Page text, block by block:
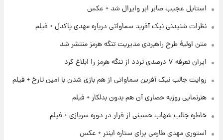
۱ روز پیش
شارژ جدید کالابرگ برای سه دهک؛ جزئیات اعلام
۱ روز پیش
شرایط تازه فروش اقساطی سایپا اعلام شد؛
شاهین، کوییک، اطلس، سهند و ساینا با اقساط
بلندمدت + جدول
استایل عجیب صابر ابر وایرال شد + عکس
نظرات شنیدنی نیک آفرید سماواتی درباره مهدی پاکدل + فیلم
متن اولیۀ طرح راهبردی مدیریت تنگه هرمز منتشر شد
ایران تعرفه ۷ درصدی تردد از تنگه هرمز را ابلاغ کرد
روایت جالب نیک آفرین سماواتی از هم بازی شدن با امین تارخ + فیلم
هنرنمایی روزبه حصاری آن هم بدون بدلکار + فیلم
خاطره جالب شهاب حسینی از فرار در دوره سربازی + فیلم
استوری مهدی طارمی برای ستاره اینتر + عکس